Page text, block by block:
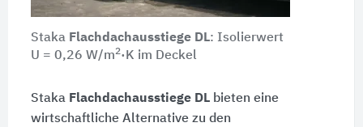
Staka Flachdachausstiege DL: Isolierwert
U = 0,26 W/m2·K im Deckel
Staka Flachdachausstiege DLbieten eine
wirtschaftliche Alternative zu den